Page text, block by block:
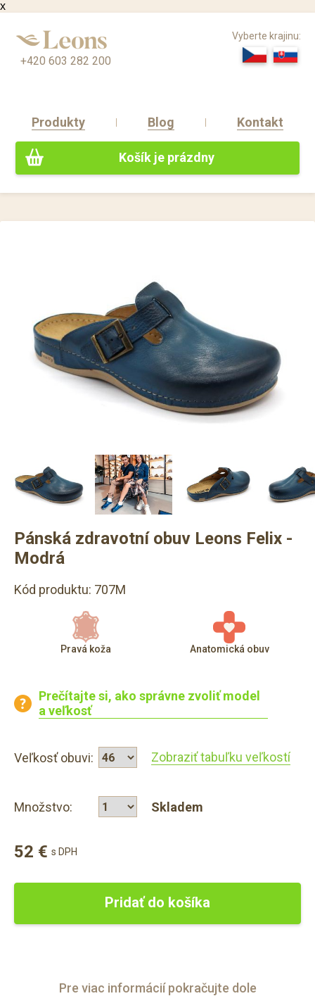
x
+420 603 282 200
Produkty Blog Kontakt
Košík je prázdny
Vyberte krajinu:
Pánská zdravotní obuv Leons Felix -
Modrá
Kód produktu: 707M
Pravá koža Anatomická obuv
Prečítajte si, ako správne zvoliť model
a veľkosť
Veľkosť obuvi: Zobraziť tabuľku veľkostí
Množstvo: Skladem
52 € s DPH
Pridať do košíka
Pre viac informácií pokračujte dole